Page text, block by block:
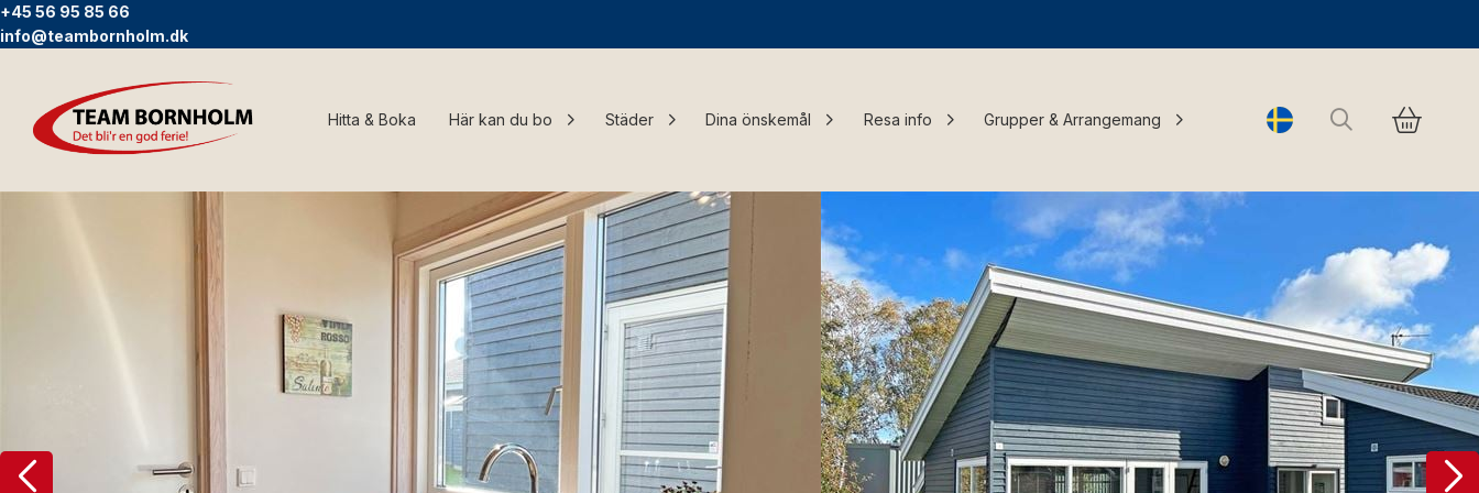
+45 56 95 85 66
info@teambornholm.dk
Hitta & Boka Här kan du bo Städer Dina önskemål Resa info Grupper & Arrangemang Change language
Sök